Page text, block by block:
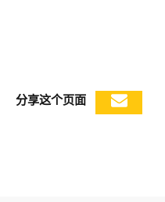
分享这个页面